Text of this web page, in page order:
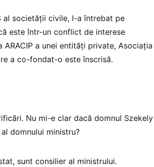
al societății civile, l-a întrebat pe
este într-un conflict de interese
a unei entități private, Asociația
a co-fondat-o este înscrisă.
Nu mi-e clar dacă domnul Szekely
domnului ministru?
sunt consilier al ministrului.